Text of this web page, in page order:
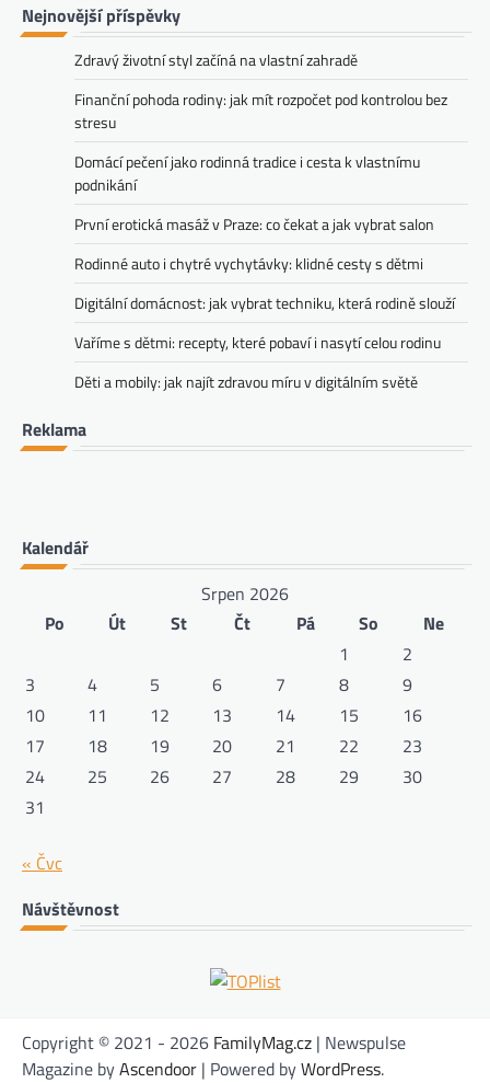
Nejnovější příspěvky
Zdravý životní styl začíná na vlastní zahradě
Finanční pohoda rodiny: jak mít rozpočet pod kontrolou bez
stresu
Domácí pečení jako rodinná tradice i cesta k vlastnímu
podnikání
První erotická masáž v Praze: co čekat a jak vybrat salon
Rodinné auto i chytré vychytávky: klidné cesty s dětmi
Digitální domácnost: jak vybrat techniku, která rodině slouží
Vaříme s dětmi: recepty, které pobaví i nasytí celou rodinu
Děti a mobily: jak najít zdravou míru v digitálním světě
Reklama
Kalendář
Srpen 2026
Po
Út St Čt Pá So
Ne
1
2
3
4 5 6 7 8
9
10
11 12 13 14 15
16
17
18 19 20 21 22
23
24
25 26 27 28 29
30
31
« Čvc
Návštěvnost
Copyright © 2021 - 2026 FamilyMag.cz | Newspulse
Magazine byAscendoor | Powered byWordPress.